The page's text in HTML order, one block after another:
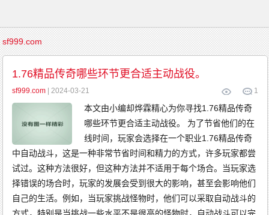
首
页
传
奇
游
戏
复
古
传
奇
新
开
传
奇
传
奇
发
布
精
品
传
奇
英
雄
sf999.com
1.76精品传奇哪些环节更合适主动战役。
1
sf999.com | 2024-03-21
本文由小编却烨霖精心为你寻找1.76精品传奇
哪些环节更合适主动战役。 为了节省他们的在
线时间，玩家会选择在一个职业1.76精品传奇
中自动战斗，这是一种非常节省时间和精力的方式，许多玩家都尝
试过。这种方法很好，但这种方法并不适用于每个场合。当玩家选
择错误的场合时，玩家的发展会受到很大的影响，甚至会影响他们
自己的生活。例如，当玩家挑战怪物时，他们可以采取自动战斗的